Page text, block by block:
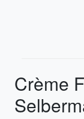
Crème